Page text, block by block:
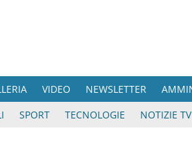
VIDEO NEWSLETTER
SPORT TECNOLOGIE NOTIZIE TV